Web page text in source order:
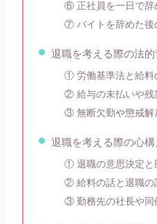
⑥ 正社員を一日で辞
⑦ バイトを辞めた後
退職を考える際の法
① 労働基準法と給料
② 給与の未払いや残
③ 無断欠勤や懲戒解
退職を考える際の心
① 退職の意思決定と
② 給料の話と退職の
③ 勤務先の社長や同